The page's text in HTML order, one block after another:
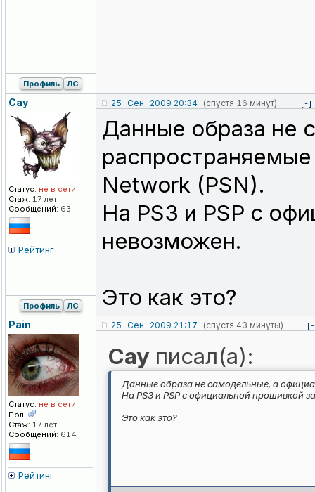
Профиль ЛС
Cay
Статус: не в сети
Стаж: 17 лет
Сообщений: 63
Рейтинг
25-Сен-2009 20:34 (спустя 16 минут) [-]
Данные образа не
Network (PSN).
На PS3 и PSP с
невозможен.
Это как это?
Профиль ЛС
Pain
Статус: не в сети
Пол:
Стаж: 17 лет
Сообщений: 614
Рейтинг
25-Сен-2009 21:17 (спустя 43 минуты)
Cay писал(а):
Данные образа не самодельные, а
На PS3 и PSP с официальной прошивкой
Это как это?